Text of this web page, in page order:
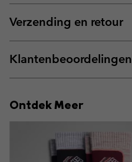
Verzending en retour
Klantenbeoordelingen
Ontdek Meer